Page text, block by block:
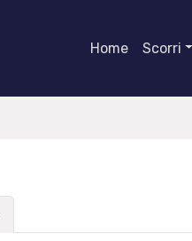
Home Scorri